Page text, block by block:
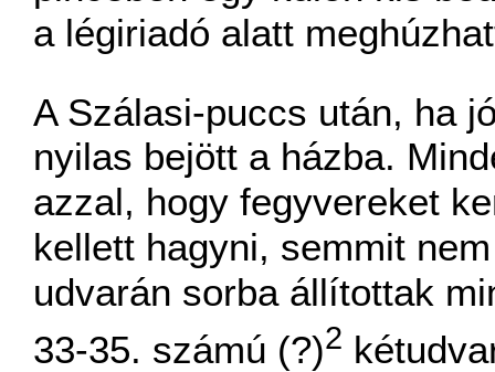
a légiriadó alatt
A Szálasi-puccs után, ha
nyilas bejött a házba.
azzal, hogy fegyvereket
kellett hagyni, semmit
udvarán sorba állítottak
33-35. számú (?)2